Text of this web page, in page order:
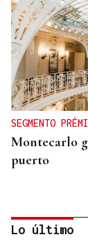
SEGMENTO
Montecarlo
puerto
Lo último